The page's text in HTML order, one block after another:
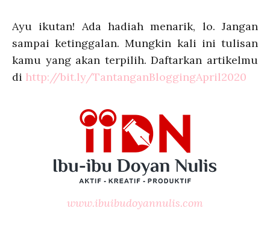
Ayu ikutan! Ada hadiah menarik, lo. Jangan
sampai ketinggalan. Mungkin kali ini tulisan
kamu yang akan terpilih. Daftarkan artikelmu
di http://bit.ly/TantanganBloggingApril2020
www.ibuibudoyannulis.com